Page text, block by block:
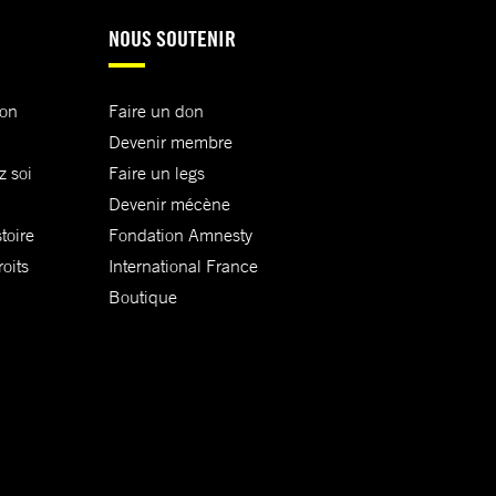
soi
NOUS SOUTENIR
Faire un don
Devenir membre
Faire un legs
Devenir mécène
Fondation Amnesty
International France
Boutique